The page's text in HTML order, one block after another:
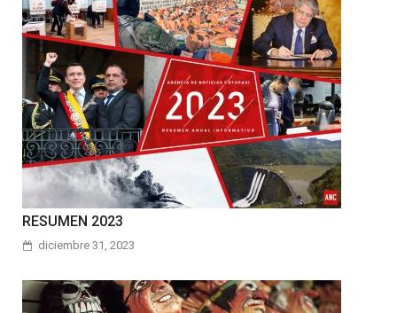
RESUMEN 2023
diciembre 31, 2023